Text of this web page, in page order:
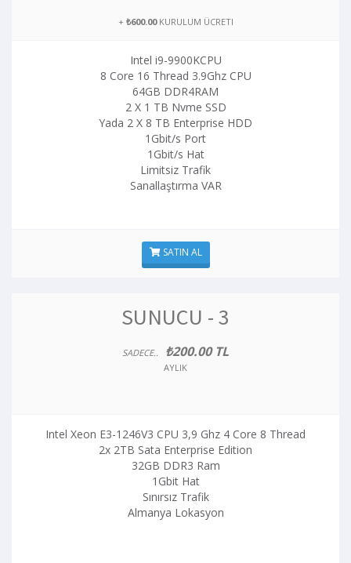
+ ₺600.00KURULUM ÜCRETI
Intel i9-9900KCPU
8 Core 16 Thread 3.9Ghz CPU
64GB DDR4RAM
2 X 1 TB Nvme SSD
Yada 2 X 8 TB Enterprise HDD
1Gbit/s Port
1Gbit/s Hat
Limitsiz Trafik
Sanallaştırma VAR
SATIN AL
SUNUCU - 3
SADECE.. ₺200.00 TL
AYLIK
Intel Xeon E3-1246V3 CPU 3,9 Ghz 4 Core 8 Thread
2x 2TB Sata Enterprise Edition
32GB DDR3 Ram
1Gbit Hat
Sınırsız Trafik
Almanya Lokasyon